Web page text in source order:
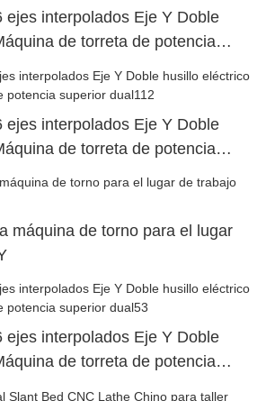
ejes interpolados Eje Y Doble
de torreta de potencia
ejes interpolados Eje Y Doble
de torreta de potencia
máquina de torno para el lugar
ejes interpolados Eje Y Doble
de torreta de potencia